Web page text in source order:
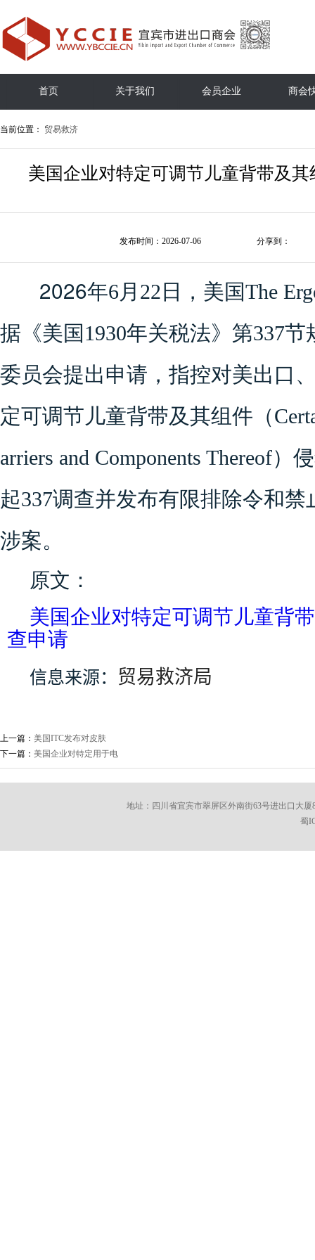
首页 关于我们 会员企业 商会
当前位置： 贸易救济
美国企业对特定可调节儿童背带及
发布时间：2026-07-06 分享到：
2026年6 月 22 日，美国The
据《美国 1930年关税法》第337节
委员会提出申请，指控对美出口
定可调节儿童背带及其组件（
arriers and Components Thereof）
起337调查并发布有限排除令和
涉案。
原文：
美国企业对特定可调节儿童背
查申请
信息来源： 贸易救济局
上一篇： 美国ITC发布对皮肤
下一篇： 美国企业对特定用于电
地址：四川省宜宾市翠屏区外南街63号进出口大厦8
蜀